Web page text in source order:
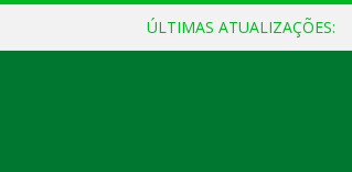
ÚLTIMAS ATUALIZAÇÕES: